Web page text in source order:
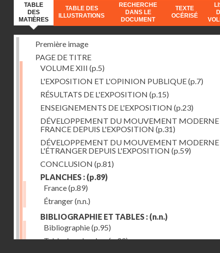
TABLE
DES
MATIÈRES
TABLE DES
ILLUSTRATIONS
RECHERCHE
DANS LE
DOCUMENT
TEXTE
OCÉRISÉ
Première image
PAGE DE TITRE
VOLUME XIII (p.5)
L'EXPOSITION ET L'OPINION PUBLIQUE(p.7)
RÉSULTATS DE L'EXPOSITION (p.15)
ENSEIGNEMENTS DE L'EXPOSITION (p.23)
DÉVELOPPEMENT DU MOUVEMENT
FRANCE DEPUIS L'EXPOSITION (p.31)
DÉVELOPPEMENT DU MOUVEMENT
L'ÉTRANGER DEPUIS L'EXPOSITION (p.59)
CONCLUSION (p.81)
PLANCHES : (p.89)
France(p.89)
Étranger(n.n.)
BIBLIOGRAPHIE ET TABLES : (n.n.)
Bibliographie(p.95)
Table des planches(p.99)